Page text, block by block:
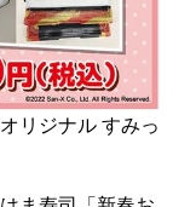
リジナル すみっ